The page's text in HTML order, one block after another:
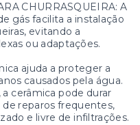
CHURRASQUEIRA: A
gás facilita a instalação
evitando a
ou adaptações.
ajuda a proteger a
causados pela água.
cerâmica pode durar
reparos frequentes,
e livre de infiltrações.